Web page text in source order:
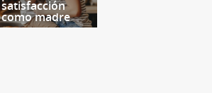
satisfacción
como madre